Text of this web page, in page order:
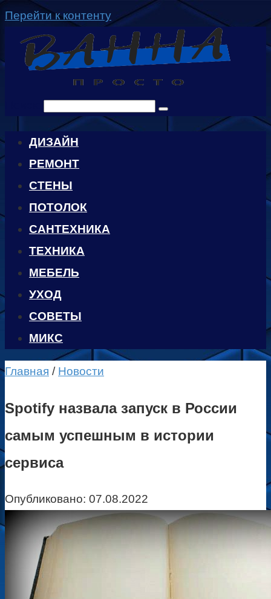
Перейти к контенту
ДИЗАЙН
РЕМОНТ
СТЕНЫ
ПОТОЛОК
САНТЕХНИКА
ТЕХНИКА
МЕБЕЛЬ
УХОД
CОВЕТЫ
МИКС
Главная / Новости
Spotify назвала запуск в России
самым успешным в истории
сервиса
Опубликовано: 07.08.2022